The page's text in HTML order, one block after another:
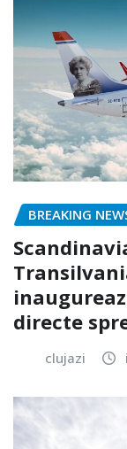
BREAKING
directe
clujazi